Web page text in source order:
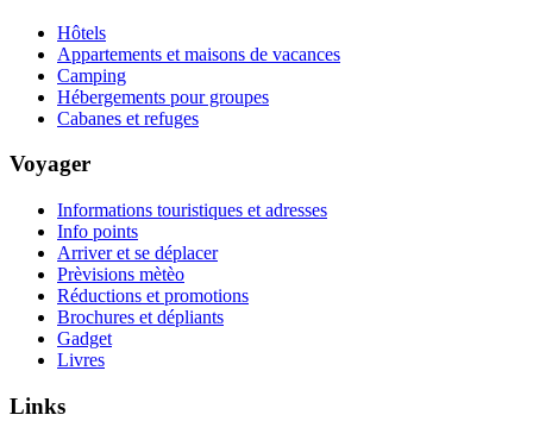
Hôtels
Appartements et maisons de vacances
Camping
Hébergements pour groupes
Cabanes et refuges
Voyager
Informations touristiques et adresses
Info points
Arriver et se déplacer
Prèvisions mètèo
Réductions et promotions
Brochures et dépliants
Gadget
Livres
Links